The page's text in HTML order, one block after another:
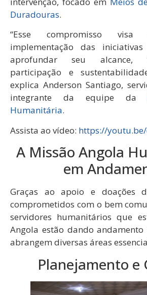
Duradouras.
“Esse compromisso
implementação das
aprofundar seu alcance,
participação e
explica Anderson Santiago,
integrante da equipe da
Humanitária.
Assista ao vídeo: https://
A Missão Angola
em
Graças ao apoio e doações
comprometidos com o bem
servidores humanitários que
Angola estão dando
abrangem diversas áreas
Planejamento e